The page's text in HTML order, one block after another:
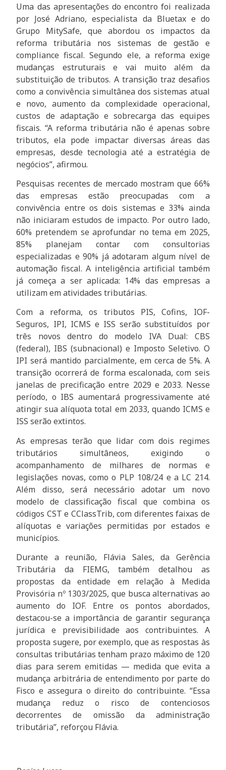
Uma das apresentações do encontro foi realizada
por José Adriano, especialista da Bluetax e do
Grupo MitySafe, que abordou os impactos da
reforma tributária nos sistemas de gestão e
compliance fiscal. Segundo ele, a reforma exige
mudanças estruturais e vai muito além da
substituição de tributos. A transição traz desafios
como a convivência simultânea dos sistemas atual
e novo, aumento da complexidade operacional,
custos de adaptação e sobrecarga das equipes
fiscais. “A reforma tributária não é apenas sobre
tributos, ela pode impactar diversas áreas das
empresas, desde tecnologia até a estratégia de
negócios”, afirmou.
Pesquisas recentes de mercado mostram que 66%
das empresas estão preocupadas com a
convivência entre os dois sistemas e 33% ainda
não iniciaram estudos de impacto. Por outro lado,
60% pretendem se aprofundar no tema em 2025,
85% planejam contar com consultorias
especializadas e 90% já adotaram algum nível de
automação fiscal. A inteligência artificial também
já começa a ser aplicada: 14% das empresas a
utilizam em atividades tributárias.
Com a reforma, os tributos PIS, Cofins, IOF-
Seguros, IPI, ICMS e ISS serão substituídos por
três novos dentro do modelo IVA Dual: CBS
(federal), IBS (subnacional) e Imposto Seletivo. O
IPI será mantido parcialmente, em cerca de 5%. A
transição ocorrerá de forma escalonada, com seis
janelas de precificação entre 2029 e 2033. Nesse
período, o IBS aumentará progressivamente até
atingir sua alíquota total em 2033, quando ICMS e
ISS serão extintos.
As empresas terão que lidar com dois regimes
tributários simultâneos, exigindo o
acompanhamento de milhares de normas e
legislações novas, como o PLP 108/24 e a LC 214.
Além disso, será necessário adotar um novo
modelo de classificação fiscal que combina os
códigos CST e CClassTrib, com diferentes faixas de
alíquotas e variações permitidas por estados e
municípios.
Durante a reunião, Flávia Sales, da Gerência
Tributária da FIEMG, também detalhou as
propostas da entidade em relação à Medida
Provisória nº 1303/2025, que busca alternativas ao
aumento do IOF. Entre os pontos abordados,
destacou-se a importância de garantir segurança
jurídica e previsibilidade aos contribuintes. A
proposta sugere, por exemplo, que as respostas às
consultas tributárias tenham prazo máximo de 120
dias para serem emitidas — medida que evita a
mudança arbitrária de entendimento por parte do
Fisco e assegura o direito do contribuinte. “Essa
mudança reduz o risco de contenciosos
decorrentes de omissão da administração
tributária”, reforçou Flávia.